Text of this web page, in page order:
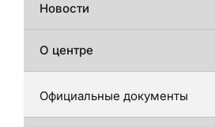
Новости
О центре
Официальные документы